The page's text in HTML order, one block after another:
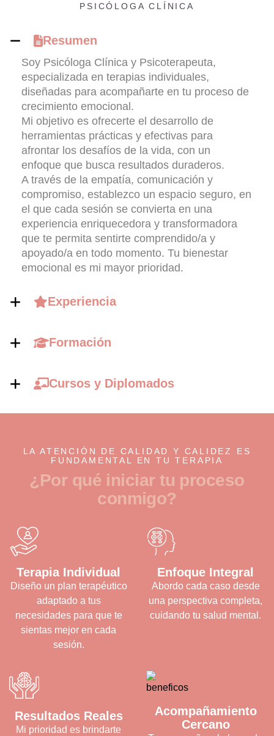
PSICÓLOGA CLÍNICA
Resumen
Soy Psicóloga Clínica y Psicoterapeuta,
especializada en terapias individuales,
diseñadas para acompañarte en tu proceso de
crecimiento emocional.
Mi objetivo es ofrecerte el desarrollo de
herramientas prácticas y efectivas para
afrontar los desafíos de la vida, con un
enfoque que busca resultados duraderos.
A través de la empatía, comunicación y
compromiso, establezco un espacio seguro, en
el que cada sesión se convierta en una
experiencia enriquecedora y transformadora
que te permita sentirte comprendido/a y
apoyado/a en todo momento. Tu bienestar
emocional es mi mayor prioridad.
Experiencia
Formación
Cursos y Diplomados
LA ATENCIÓN DE CALIDAD Y CALIDEZ ES
FUNDAMENTAL EN TU TERAPIA
¿Por qué iniciar tu proceso
conmigo?
Terapia Individual
Diseño un plan terapéutico
adaptado a tus
necesidades para que te
sientas mejor en cada
sesión.
Enfoque Integral
Abordo cada caso desde
una perspectiva completa,
cuidando tu salud mental.
Resultados Reales
Mi prioridad es brindarte
Acompañamiento
Cercano